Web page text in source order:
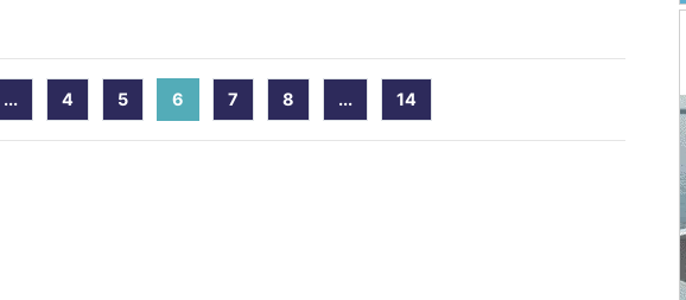
... 4 5 6 (current)
7 8 ... 14